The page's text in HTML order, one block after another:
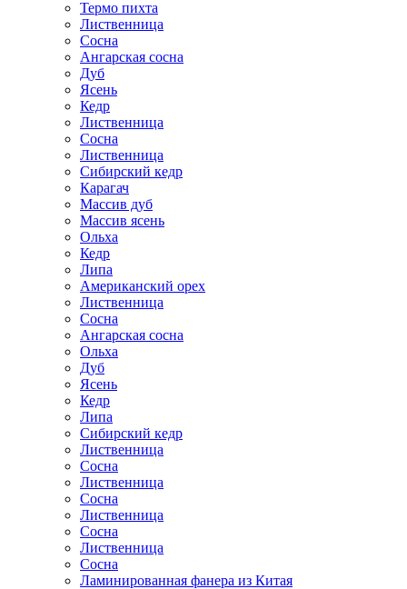
Термо пихта
Лиственница
Сосна
Ангарская сосна
Дуб
Ясень
Кедр
Лиственница
Сосна
Лиственница
Сибирский кедр
Карагач
Массив дуб
Массив ясень
Ольха
Кедр
Липа
Американский орех
Лиственница
Сосна
Ангарская сосна
Ольха
Дуб
Ясень
Кедр
Липа
Сибирский кедр
Лиственница
Сосна
Лиственница
Сосна
Лиственница
Сосна
Лиственница
Сосна
Ламинированная фанера из Китая